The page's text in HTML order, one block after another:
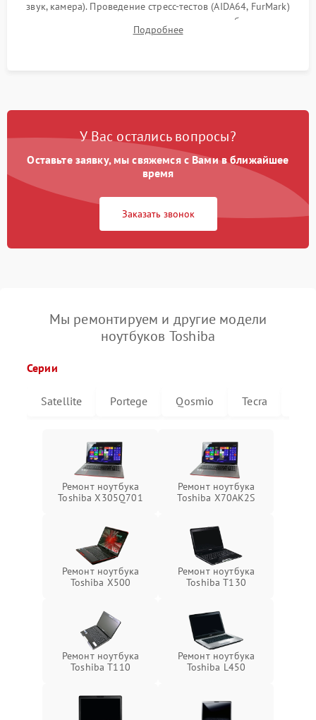
звук, камера). Проведение стресс-тестов (AIDA64, FurMark)
для контроля температурного режима и стабильности
системы под пиковой нагрузкой.
Подробнее
У Вас остались вопросы?
Оставьте заявку, мы свяжемся с Вами в ближайшее
время
Заказать звонок
Мы ремонтируем и другие модели
ноутбуков Toshiba
Серии
Satellite Portege Qosmio Tecra
Ремонт ноутбука
Toshiba X305Q701
Ремонт ноутбука
Toshiba X70AK2S
Ремонт ноутбука
Toshiba X500
Ремонт ноутбука
Toshiba T130
Ремонт ноутбука
Toshiba T110
Ремонт ноутбука
Toshiba L450